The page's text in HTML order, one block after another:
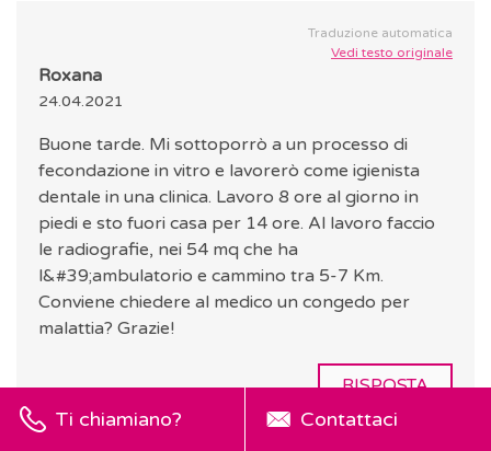
Traduzione automatica
Vedi testo originale
Roxana
24.04.2021
Buone tarde. Mi sottoporrò a un processo di
fecondazione in vitro e lavorerò come igienista
dentale in una clinica. Lavoro 8 ore al giorno in
piedi e sto fuori casa per 14 ore. Al lavoro faccio
le radiografie, nei 54 mq che ha
l&#39;ambulatorio e cammino tra 5-7 Km.
Conviene chiedere al medico un congedo per
malattia? Grazie!
RISPOSTA
Ti chiamiano? Contattaci